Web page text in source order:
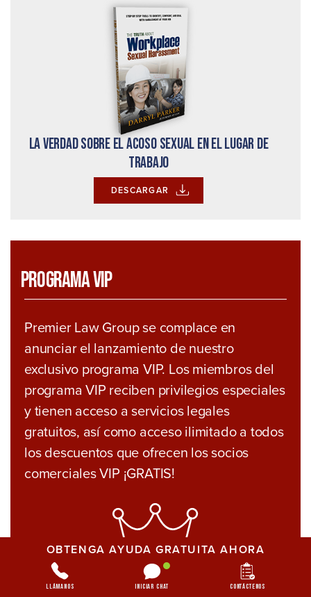
La verdad sobre el acoso sexual en el lugar de
trabajo
DESCARGAR
Programa VIP
Premier Law Group se complace en
anunciar el lanzamiento de nuestro
exclusivo programa VIP. Los miembros del
programa VIP reciben privilegios especiales
y tienen acceso a servicios legales
gratuitos, así como acceso ilimitado a todos
los descuentos que ofrecen los socios
comerciales VIP ¡GRATIS!
OBTENGA AYUDA GRATUITA AHORA
Llámanos Iniciar chat Contáctenos